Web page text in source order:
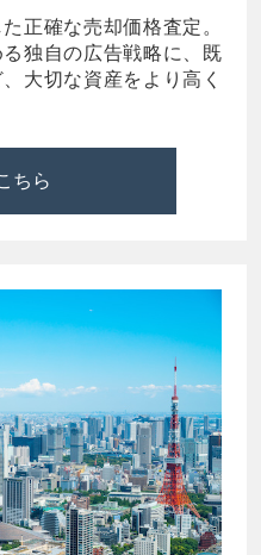
正確な売却価格査定。
独自の広告戦略に、既
大切な資産をより高く
ちら